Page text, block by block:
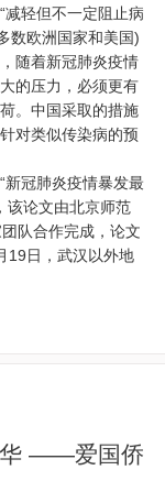
轻但不一定阻止病
数欧洲国家和美国)
随着新冠肺炎疫情
的压力，必须更有
。中国采取的措施
对类似传染病的预
新冠肺炎疫情暴发最
该论文由北京师范
队合作完成，论文
19日，武汉以外地
华 ——爱国侨